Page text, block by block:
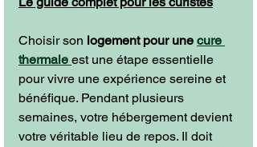
Choisir son logement pour une cure
thermale est une étape essentielle
pour vivre une expérience sereine et
bénéfique. Pendant plusieurs
semaines, votre hébergement devient
votre véritable lieu de repos. Il doit